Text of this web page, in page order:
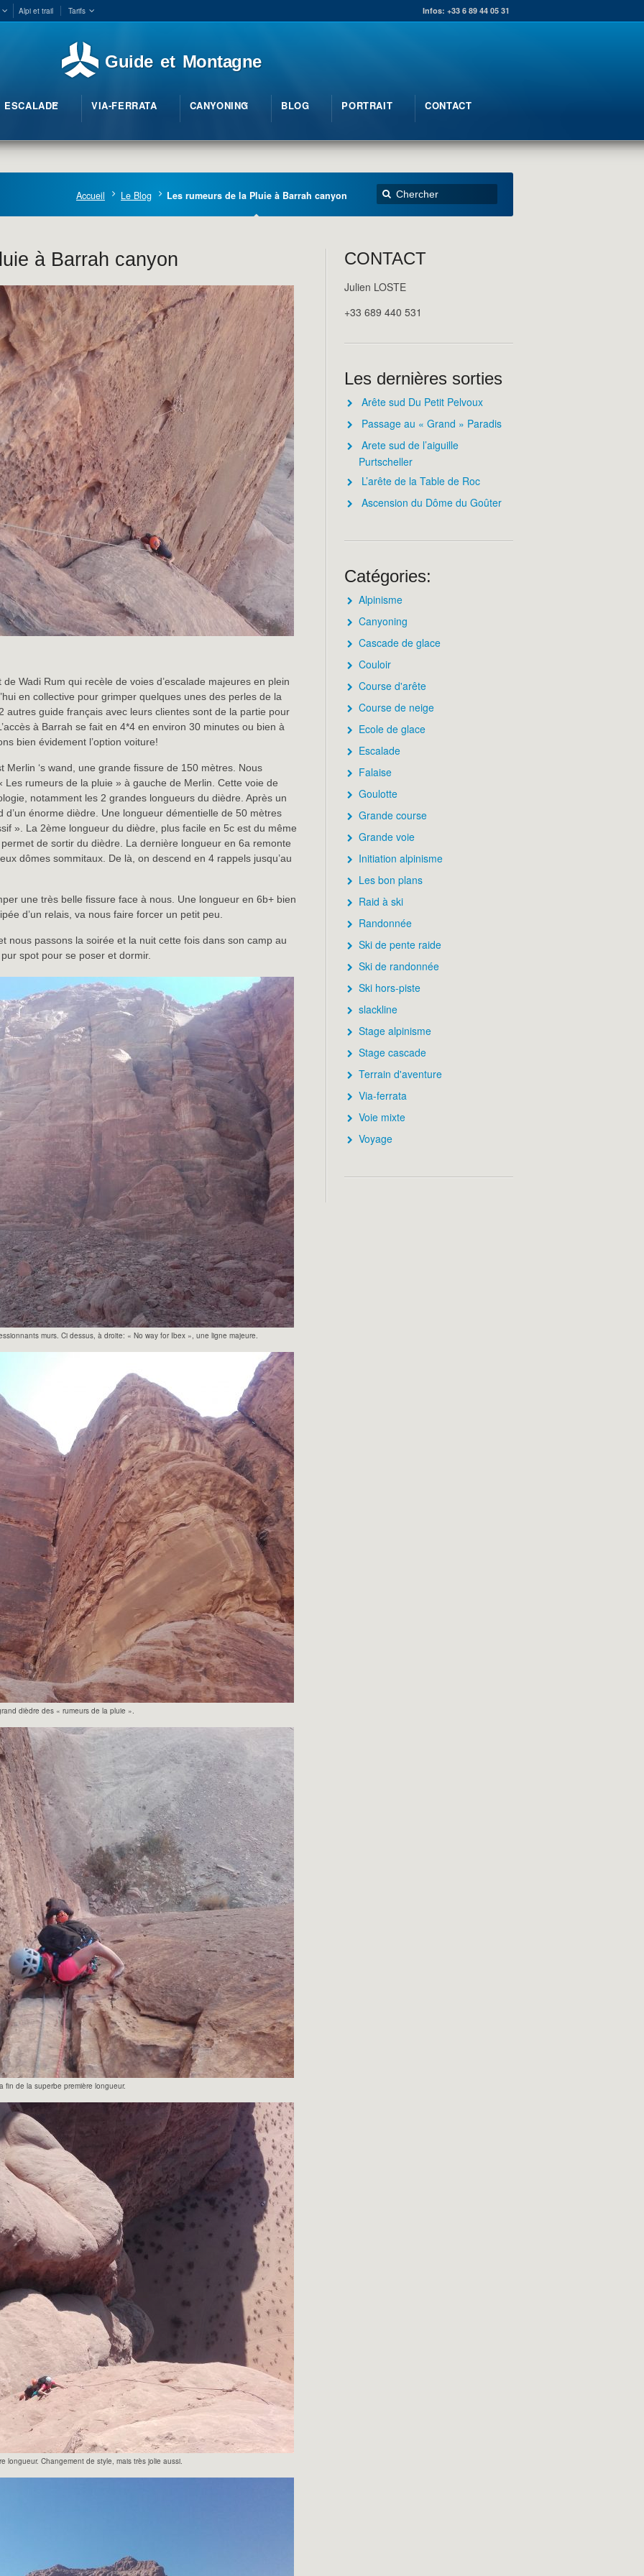
Alpi et trail Tarifs Infos: +33 6 89 44 05 31
Guide et Montagne
ESCALADE VIA-FERRATA CANYONING BLOG PORTRAIT CONTACT
Accueil Le Blog Les rumeurs de la Pluie à Barrah canyon
à Barrah canyon
Wadi Rum qui recèle de voies d’escalade majeures en plein
en collective pour grimper quelques unes des perles de la
autres guide français avec leurs clientes sont de la partie pour
à Barrah se fait en 4*4 en environ 30 minutes ou bien à
bien évidement l’option voiture!
‘s wand, une grande fissure de 150 mètres. Nous
rumeurs de la pluie » à gauche de Merlin. Cette voie de
notamment les 2 grandes longueurs du dièdre. Après un
énorme dièdre. Une longueur démentielle de 50 mètres
». La 2ème longueur du dièdre, plus facile en 5c est du même
de sortir du dièdre. La dernière longueur en 6a remonte
dômes sommitaux. De là, on descend en 4 rappels jusqu’au
une très belle fissure face à nous. Une longueur en 6b+ bien
d’un relais, va nous faire forcer un petit peu.
nous passons la soirée et la nuit cette fois dans son camp au
spot pour se poser et dormir.
murs. Ci dessus, à droite: « No way for Ibex », une ligne majeure.
dièdre des « rumeurs de la pluie ».
fin de la superbe première longueur.
longueur. Changement de style, mais très jolie aussi.
CONTACT
Julien LOSTE
+33 689 440 531
Les dernières sorties
Arête sud Du Petit Pelvoux
Passage au « Grand » Paradis
Arete sud de l’aiguille
Purtscheller
L’arête de la Table de Roc
Ascension du Dôme du Goûter
Catégories:
Alpinisme
Canyoning
Cascade de glace
Couloir
Course d'arête
Course de neige
Ecole de glace
Escalade
Falaise
Goulotte
Grande course
Grande voie
Initiation alpinisme
Les bon plans
Raid à ski
Randonnée
Ski de pente raide
Ski de randonnée
Ski hors-piste
slackline
Stage alpinisme
Stage cascade
Terrain d'aventure
Via-ferrata
Voie mixte
Voyage